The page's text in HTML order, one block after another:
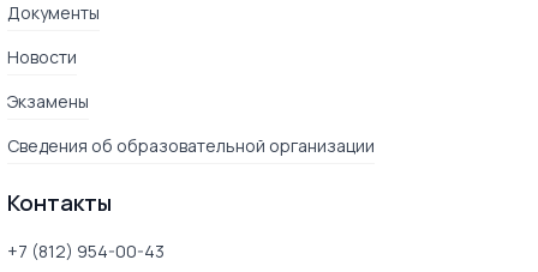
Документы
Новости
Экзамены
Сведения об образовательной организации
Контакты
+7 (812) 954-00-43